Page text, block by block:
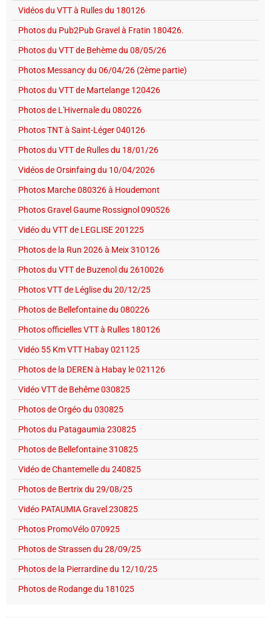
Vidéos du VTT à Rulles du 180126
Photos du Pub2Pub Gravel à Fratin 180426.
Photos du VTT de Behème du 08/05/26
Photos Messancy du 06/04/26 (2ème partie)
Photos du VTT de Martelange 120426
Photos de L'Hivernale du 080226
Photos TNT à Saint-Léger 040126
Photos du VTT de Rulles du 18/01/26
Vidéos de Orsinfaing du 10/04/2026
Photos Marche 080326 à Houdemont
Photos Gravel Gaume Rossignol 090526
Vidéo du VTT de LEGLISE 201225
Photos de la Run 2026 à Meix 310126
Photos du VTT de Buzenol du 2610026
Photos VTT de Léglise du 20/12/25
Photos de Bellefontaine du 080226
Photos officielles VTT à Rulles 180126
Vidéo 55 Km VTT Habay 021125
Photos de la DEREN à Habay le 021126
Vidéo VTT de Behême 030825
Photos de Orgéo du 030825
Photos du Patagaumia 230825
Photos de Bellefontaine 310825
Vidéo de Chantemelle du 240825
Photos de Bertrix du 29/08/25
Vidéo PATAUMIA Gravel 230825
Photos PromoVélo 070925
Photos de Strassen du 28/09/25
Photos de la Pierrardine du 12/10/25
Photos de Rodange du 181025